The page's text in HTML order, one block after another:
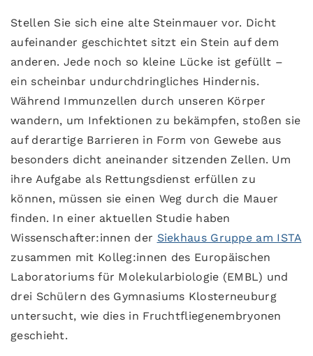
Stellen Sie sich eine alte Steinmauer vor. Dicht
aufeinander geschichtet sitzt ein Stein auf dem
anderen. Jede noch so kleine Lücke ist gefüllt –
ein scheinbar undurchdringliches Hindernis.
Während Immunzellen durch unseren Körper
wandern, um Infektionen zu bekämpfen, stoßen sie
auf derartige Barrieren in Form von Gewebe aus
besonders dicht aneinander sitzenden Zellen. Um
ihre Aufgabe als Rettungsdienst erfüllen zu
können, müssen sie einen Weg durch die Mauer
finden. In einer aktuellen Studie haben
Wissenschafter:innen der Siekhaus Gruppe am ISTA
zusammen mit Kolleg:innen des Europäischen
Laboratoriums für Molekularbiologie (EMBL) und
drei Schülern des Gymnasiums Klosterneuburg
untersucht, wie dies in Fruchtfliegenembryonen
geschieht.